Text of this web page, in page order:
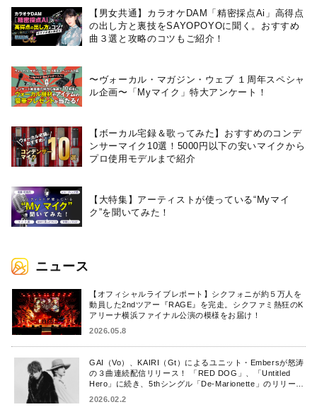
【男女共通】カラオケDAM「精密採点Ai」高得点
の出し方と裏技をSAYOPOYOに聞く。おすすめ
曲３選と攻略のコツもご紹介！
〜ヴォーカル・マガジン・ウェブ １周年スペシャ
ル企画〜「Myマイク」特大アンケート！
【ボーカル宅録＆歌ってみた】おすすめのコンデ
ンサーマイク10選！5000円以下の安いマイクから
プロ使用モデルまで紹介
【大特集】アーティストが使っている“Myマイ
ク”を聞いてみた！
ニュース
【オフィシャルライブレポート】シクフォニが約５万人を
動員した2ndツアー『RAGE』を完走。シクファミ熱狂のK
アリーナ横浜ファイナル公演の模様をお届け！
2026.05.8
GAI（Vo）、KAIRI（Gt）によるユニット・Embersが怒涛
の３曲連続配信リリース！ 「RED DOG」、「Untitled
Hero」に続き、5thシングル「De-Marionette」のリリース
2026.02.2